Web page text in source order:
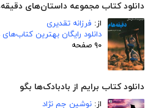
دانلود کتاب مجموعه داستان‌های
از: فرزانه تقدیری
دانلود رایگان بهترین
۹۰ صفحه
دانلود کتاب برایم از بادبادک‌ها بگو
از: نوشین جم نژاد